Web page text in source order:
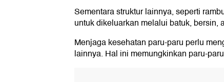
Sementara struktur lainnya, seperti
untuk dikeluarkan melalui batuk, bersin,
Menjaga kesehatan paru-paru perlu
lainnya. Hal ini memungkinkan paru-